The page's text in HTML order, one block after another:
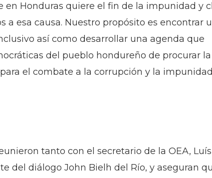
en Honduras quiere el fin de la impunidad y
a esa causa. Nuestro propósito es encontrar
así como desarrollar una agenda que
del pueblo hondureño de procurar la
el combate a la corrupción y la
tanto con el secretario de la OEA, Luís
del diálogo John Bielh del Río, y aseguran